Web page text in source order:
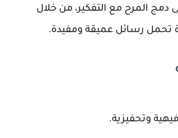
دمج المرح مع التفكير، من خلال
تحمل رسائل عميقة ومفيدة.
وتحفيزية.